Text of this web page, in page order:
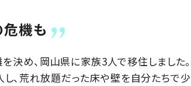
機も
決め、岡山県に家族3人で移住しました。
、荒れ放題だった床や壁を自分たちで少